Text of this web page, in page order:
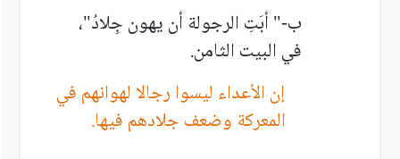
ب-" أبَتِ الرجولة أن يهون جِلادُ"،
في البيت الثامن.
إن الأعداء ليسوا رجالا لهوانهم في
المعركة وضعف جلادهم فيها.